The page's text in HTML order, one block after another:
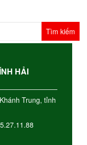
HẢI
Trung, tỉnh